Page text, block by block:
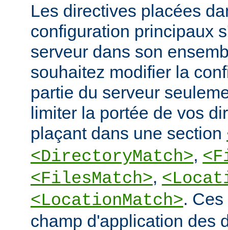
Les directives placées
configuration principaux
serveur dans son
souhaitez modifier la
partie du serveur
limiter la portée de vos
plaçant dans une section
<DirectoryMatch>,
<FilesMatch>,
<LocationMatch>.
champ d'application des